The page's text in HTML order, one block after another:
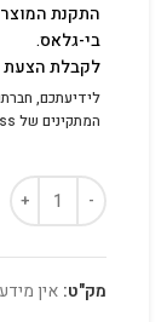
התקנת
בי-גלאס.
לקבלת הצעת
לידיעתכם,
המתקינים של B-Glass.
מק"ט: אין מידע